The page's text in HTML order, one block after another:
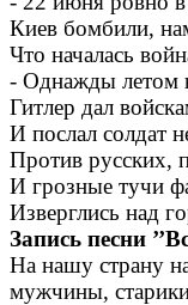
Киев бомбили,
Что началась
- Однажды летом
Гитлер дал
И послал солдат
Против русских,
И грозные тучи
Изверглись над
Запись песни
На нашу страну
мужчины,